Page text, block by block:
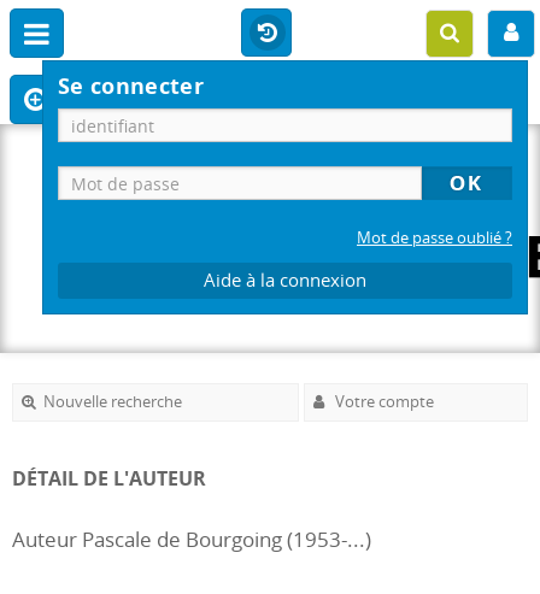
Se connecter
Mot de passe oublié ?
Aide à la connexion
Nouvelle recherche Votre compte
DÉTAIL DE L'AUTEUR
Auteur Pascale de Bourgoing (1953-...)